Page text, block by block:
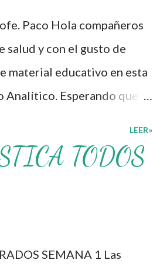
3. Levanto la mano
la basura en su
Paco Hola compañeros
salud y con el gusto de
material educativo en esta
Analítico. Esperando que
los niveles de logro
también
que hacen que
Analítico
LEER»
TODOS
SEMANA 1 Las